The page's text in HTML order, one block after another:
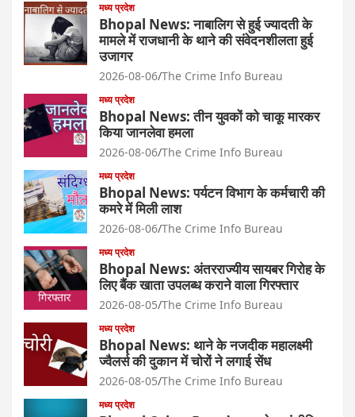
मध्य प्रदेश
Bhopal News: नाबालिग से हुई ज्यादती के
मामले में राजधानी के थाने की संवेदनशीलता हुई
उजागर
2026-08-06 The Crime Info Bureau
मध्य प्रदेश
Bhopal News: तीन युवकों को चाकू मारकर
किया जानलेवा हमला
2026-08-06 The Crime Info Bureau
मध्य प्रदेश
Bhopal News: पर्यटन विभाग के कर्मचारी की
कमरे में मिली लाश
2026-08-06 The Crime Info Bureau
मध्य प्रदेश
Bhopal News: अंतरराज्यीय सायबर गिरोह के
लिए बैंक खाता उपलब्ध कराने वाला गिरफ्तार
2026-08-05 The Crime Info Bureau
मध्य प्रदेश
Bhopal News: थाने के नजदीक महालक्ष्मी
ज्वैलर्स की दुकान में चोरों ने लगाई सेंध
2026-08-05 The Crime Info Bureau
मध्य प्रदेश